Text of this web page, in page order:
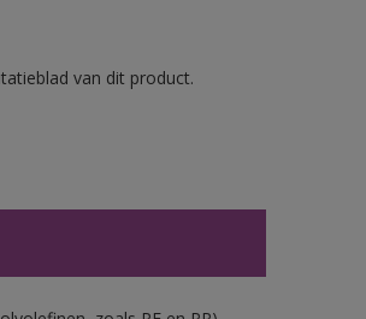
van dit product.